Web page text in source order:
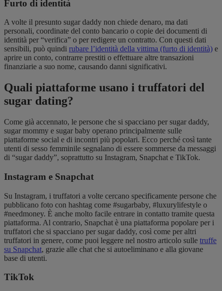
Furto di identità
A volte il presunto sugar daddy non chiede denaro, ma dati
personali, coordinate del conto bancario o copie dei documenti di
identità per “verifica” o per redigere un contratto. Con questi dati
sensibili, può quindi rubare l’identità della vittima (furto di identità) e
aprire un conto, contrarre prestiti o effettuare altre transazioni
finanziarie a suo nome, causando danni significativi.
Quali piattaforme usano i truffatori del
sugar dating?
Come già accennato, le persone che si spacciano per sugar daddy,
sugar mommy e sugar baby operano principalmente sulle
piattaforme social e di incontri più popolari. Ecco perché così tante
utenti di sesso femminile segnalano di essere sommerse da messaggi
di “sugar daddy”, soprattutto su Instagram, Snapchat e TikTok.
Instagram e Snapchat
Su Instagram, i truffatori a volte cercano specificamente persone che
pubblicano foto con hashtag come #sugarbaby, #luxurylifestyle o
#needmoney. È anche molto facile entrare in contatto tramite questa
piattaforma. Al contrario, Snapchat è una piattaforma popolare per i
truffatori che si spacciano per sugar daddy, così come per altri
truffatori in genere, come puoi leggere nel nostro articolo sulle truffe
su Snapchat, grazie alle chat che si autoeliminano e alla giovane
base di utenti.
TikTok